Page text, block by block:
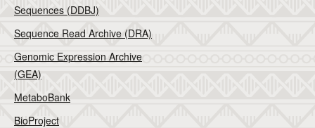
Sequences (DDBJ)
Sequence Read Archive (DRA)
Genomic Expression Archive
(GEA)
MetaboBank
BioProject